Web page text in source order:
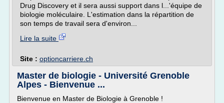
Drug Discovery et il sera aussi support dans l...'équipe de
biologie moléculaire. L'estimation dans la répartition de
son temps de travail sera d'environ...
Lire la suite
Site : optioncarriere.ch
Master de biologie - Université Grenoble
Alpes - Bienvenue ...
Bienvenue en Master de Biologie à Grenoble !